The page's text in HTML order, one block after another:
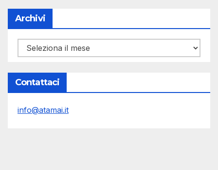
Archivi
Archivi
Contattaci
info@atamai.it